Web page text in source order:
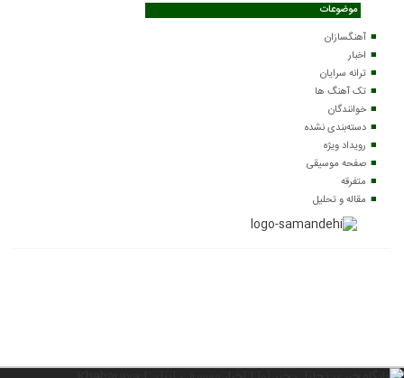
موضوعات
آهنگسازان
اخبار
ترانه سرایان
تک آهنگ ها
خوانندگان
دسته‌بندی نشده
رویداد ویژه
صفحه موسیقی
متفرقه
مقاله و تحلیل